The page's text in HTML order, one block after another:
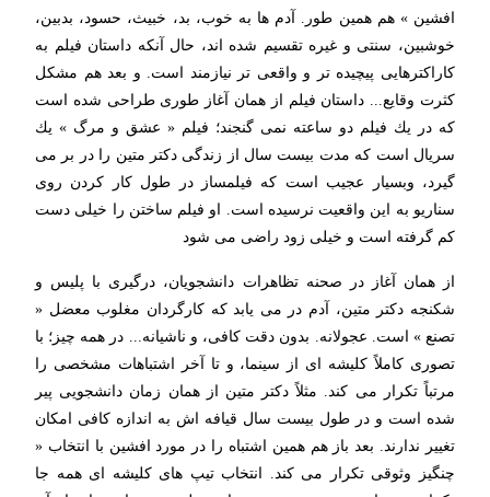
افشین » هم همین طور. آدم ها به خوب، بد، خبیث، حسود، بدبین،
خوشبین، سنتی و غیره تقسیم شده اند، حال آنكه داستان فیلم به
كاراكترهایی پیچیده تر و واقعی تر نیازمند است. و بعد هم مشكل
كثرت وقایع... داستان فیلم از همان آغاز طوری طراحی شده است
كه در یك فیلم دو ساعته نمی گنجند؛ فیلم « عشق و مرگ » یك
سریال است كه مدت بیست سال از زندگی دكتر متین را در بر می
گیرد، وبسیار عجیب است كه فیلمساز در طول كار كردن روی
سناریو به این واقعیت نرسیده است. او فیلم ساختن را خیلی دست
كم گرفته است و خیلی زود راضی می شود
از همان آغاز در صحنه تظاهرات دانشجویان، درگیری با پلیس و
شكنجه دكتر متین، آدم در می یابد كه كارگردان مغلوب معضل «
تصنع » است. عجولانه. بدون دقت كافی، و ناشیانه... در همه چیز؛ با
تصوری كاملاً كلیشه ای از سینما، و تا آخر اشتباهات مشخصی را
مرتباً تكرار می كند. مثلاً دكتر متین از همان زمان دانشجویی پیر
شده است و در طول بیست سال قیافه اش به اندازه كافی امكان
تغییر ندارند. بعد باز هم همین اشتباه را در مورد افشین با انتخاب «
چنگیز وثوقی تكرار می كند. انتخاب تیپ های كلیشه ای همه جا